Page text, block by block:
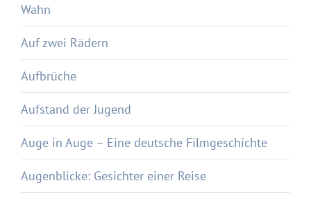
Wahn
Auf zwei Rädern
Aufbrüche
Aufstand der Jugend
Auge in Auge – Eine deutsche Filmgeschichte
Augenblicke: Gesichter einer Reise